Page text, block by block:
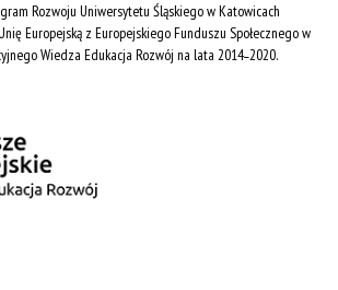
Rozwoju Uniwersytetu Śląskiego w Katowicach
Europejską z Europejskiego Funduszu Społecznego w
Wiedza Edukacja Rozwój na lata 2014˗2020.